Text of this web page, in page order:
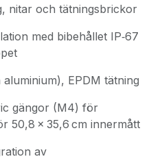
nitar och tätningsbrickor
med bibehållet IP‑67
EPDM tätning
gängor (M4) för
50,8 × 35,6 cm innermått
av